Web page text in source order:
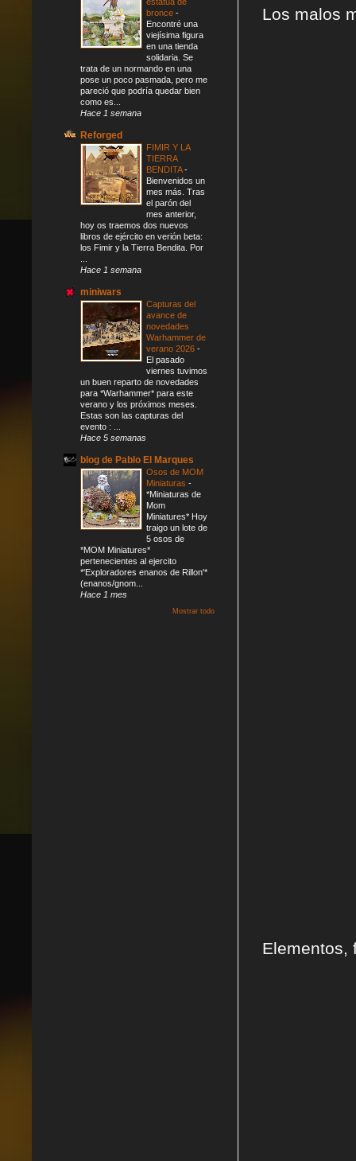
Los malos
Elementos,
bronce -
Encontré una
viejísima figura
en una tienda
solidaria. Se
trata de un normando en una
pose un poco pasmada, pero me
pareció que podría quedar bien
como es...
Hace 1 semana
Reforged
FIMIR Y LA
TIERRA
BENDITA-
Bienvenidos un
mes más. Tras
el parón del
mes anterior,
hoy os traemos dos nuevos
libros de ejército en verión beta:
los Fimir y la Tierra Bendita. Por
Hace 1 semana
miniwars
Capturas del
avance de
novedades
Warhammer de
verano 2026 -
El pasado
viernes tuvimos
un buen reparto de novedades
para *Warhammer* para este
verano y los próximos meses.
Estas son las capturas del
evento : ...
Hace 5 semanas
blog de Pablo El Marques
Osos de MOM
Miniaturas -
*Miniaturas de
Mom
Miniatures* Hoy
traigo un lote de
5 osos de
*MOM Miniatures*
pertenecientes al ejercito
*'Exploradores enanos de Rillon'*
(enanos/gnom...
Hace 1 mes
Mostrar todo